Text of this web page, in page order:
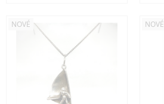
NOVÉ NOVÉ